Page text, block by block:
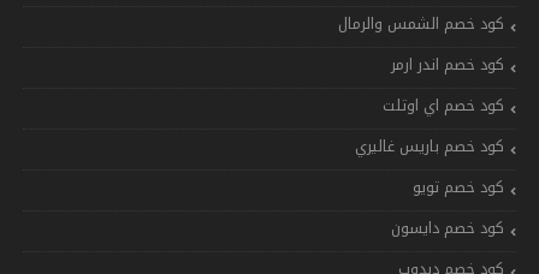
كود خصم الشمس والرمال
كود خصم اندر ارمر
كود خصم اي اوتلت
كود خصم باريس غاليري
كود خصم تويو
كود خصم دايسون